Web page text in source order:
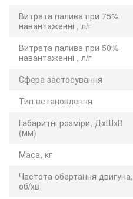
Витрата палива при 75%
навантаженні , л/г
Витрата палива при 50%
навантаженні , л/г
Сфера застосування
Тип встановлення
Габаритні розміри, ДхШхВ
(мм)
Маса, кг
Частота обертання двигуна,
об/хв